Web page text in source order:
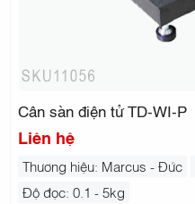
Cân sàn điện tử TD-WI-P
Liên hệ
Thương hiệu: Marcus - Đức
Độ đọc: 0.1 - 5kg